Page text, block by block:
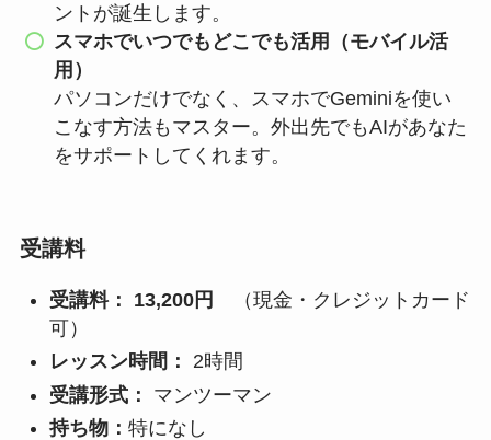
ントが誕生します。
スマホでいつでもどこでも活用（モバイル活
用）
パソコンだけでなく、スマホでGeminiを使い
こなす方法もマスター。外出先でもAIがあなた
をサポートしてくれます。
受講料
受講料： 13,200円
（現金・クレジットカード
可）
レッスン時間：
2時間
受講形式：
マンツーマン
持ち物： 特になし